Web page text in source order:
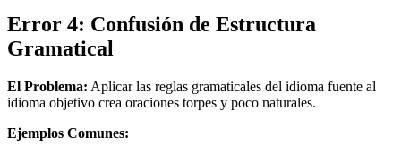
Error 4: Confusión de Estructura
Gramatical
El Problema: Aplicar las reglas gramaticales del idioma fuente al
idioma objetivo crea oraciones torpes y poco naturales.
Ejemplos Comunes: